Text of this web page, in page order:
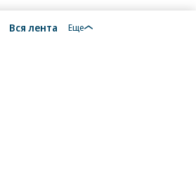
Вся лента Еще